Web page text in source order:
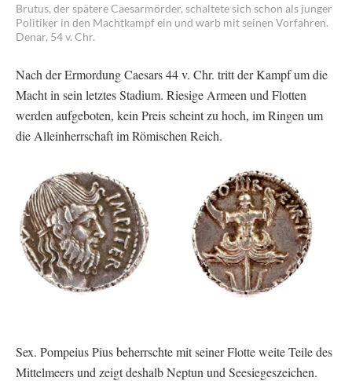
Brutus, der spätere Caesarmörder, schaltete sich schon als junger
Politiker in den Machtkampf ein und warb mit seinen Vorfahren.
Denar, 54 v. Chr.
Nach der Ermordung Caesars 44 v. Chr. tritt der Kampf um die
Macht in sein letztes Stadium. Riesige Armeen und Flotten
werden aufgeboten, kein Preis scheint zu hoch, im Ringen um
die Alleinherrschaft im Römischen Reich.
Sex. Pompeius Pius beherrschte mit seiner Flotte weite Teile des
Mittelmeers und zeigt deshalb Neptun und Seesiegeszeichen.